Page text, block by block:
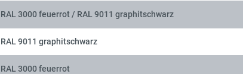
RAL 3000 feuerrot / RAL 9011 graphitschwarz
RAL 9011 graphitschwarz
RAL 3000 feuerrot